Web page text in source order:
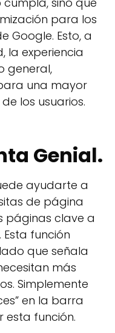
para los
Google. Esto, a
la experiencia
general,
una mayor
los usuarios.
Genial.
ayudarte a
de página
páginas clave a
función
que señala
más
Simplemente
en la barra
esta función.